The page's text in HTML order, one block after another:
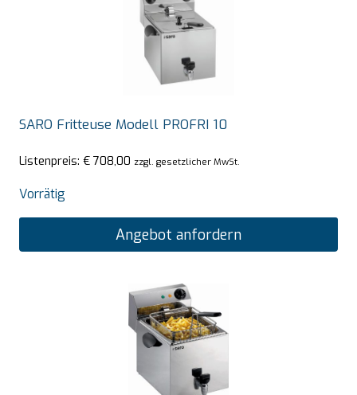
SARO Fritteuse Modell PROFRI 10
Listenpreis: € 708,00 zzgl. gesetzlicher MwSt.
Vorrätig
Angebot anfordern